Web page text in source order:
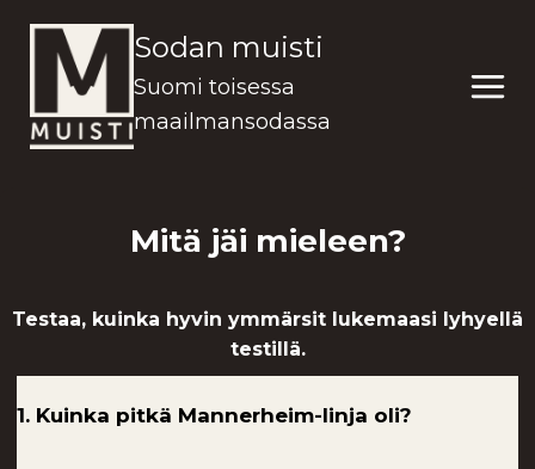
sisältöön
Sodan muisti
Suomi toisessa
maailmansodassa
Mitä jäi mieleen?
Testaa, kuinka hyvin ymmärsit lukemaasi lyhyellä
testillä.
1. Kuinka pitkä Mannerheim-linja oli?